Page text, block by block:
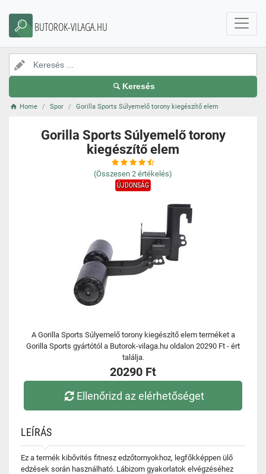
BUTOROK-VILAGA.HU
Keresés
Home Spor Gorilla Sports Súlyemelő torony kiegészítő elem
Gorilla Sports Súlyemelő torony
kiegészítő elem
(Összesen 2 értékelés)
ÚJDONSÁG
A Gorilla Sports Súlyemelő torony kiegészítő elem terméket a
Gorilla Sports gyártótól a Butorok-vilaga.hu oldalon 20290 Ft - ért
találja.
20290 Ft
Ellenőrizd az elérhetőséget
LEÍRÁS
Ez a termék kibővités fitnesz edzőtornyokhoz, legfőkképpen ülő
edzések során használható. Lábizom gyakorlatok elvégzéséhez